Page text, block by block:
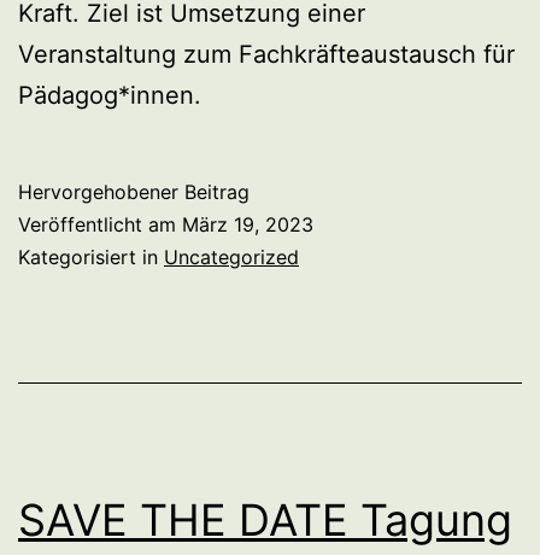
Kraft. Ziel ist Umsetzung einer
Veranstaltung zum Fachkräfteaustausch für
Pädagog*innen.
Hervorgehobener Beitrag
Veröffentlicht am März 19, 2023
Kategorisiert in Uncategorized
SAVE THE DATE Tagung